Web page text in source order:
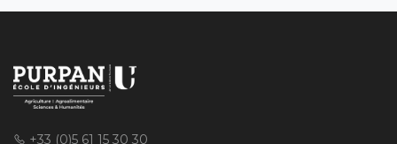
+33 (0)5 61 15 30 30